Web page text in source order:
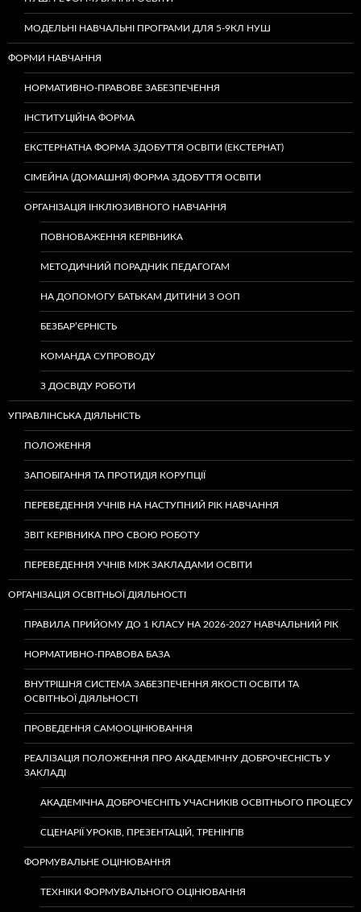
МОДЕЛЬНІ НАВЧАЛЬНІ ПРОГРАМИ ДЛЯ 5-9КЛ НУШ
ФОРМИ НАВЧАННЯ
НОРМАТИВНО-ПРАВОВЕ ЗАБЕЗПЕЧЕННЯ
ІНСТИТУЦІЙНА ФОРМА
ЕКСТЕРНАТНА ФОРМА ЗДОБУТТЯ ОСВІТИ (ЕКСТЕРНАТ)
СІМЕЙНА (ДОМАШНЯ) ФОРМА ЗДОБУТТЯ ОСВІТИ
ОРГАНІЗАЦІЯ ІНКЛЮЗИВНОГО НАВЧАННЯ
ПОВНОВАЖЕННЯ КЕРІВНИКА
МЕТОДИЧНИЙ ПОРАДНИК ПЕДАГОГАМ
НА ДОПОМОГУ БАТЬКАМ ДИТИНИ З ООП
БЕЗБАР’ЄРНІСТЬ
КОМАНДА СУПРОВОДУ
З ДОСВІДУ РОБОТИ
УПРАВЛІНСЬКА ДІЯЛЬНІСТЬ
ПОЛОЖЕННЯ
ЗАПОБІГАННЯ ТА ПРОТИДІЯ КОРУПЦІЇ
ПЕРЕВЕДЕННЯ УЧНІВ НА НАСТУПНИЙ РІК НАВЧАННЯ
ЗВІТ КЕРІВНИКА ПРО СВОЮ РОБОТУ
ПЕРЕВЕДЕННЯ УЧНІВ МІЖ ЗАКЛАДАМИ ОСВІТИ
ОРГАНІЗАЦІЯ ОСВІТНЬОЇ ДІЯЛЬНОСТІ
ПРАВИЛА ПРИЙОМУ ДО 1 КЛАСУ НА 2026-2027 НАВЧАЛЬНИЙ РІК
НОРМАТИВНО-ПРАВОВА БАЗА
ВНУТРІШНЯ СИСТЕМА ЗАБЕЗПЕЧЕННЯ ЯКОСТІ ОСВІТИ ТА
ОСВІТНЬОЇ ДІЯЛЬНОСТІ
ПРОВЕДЕННЯ САМООЦІНЮВАННЯ
РЕАЛІЗАЦІЯ ПОЛОЖЕННЯ ПРО АКАДЕМІЧНУ ДОБРОЧЕСНІСТЬ У
ЗАКЛАДІ
АКАДЕМІЧНА ДОБРОЧЕСНІТЬ УЧАСНИКІВ ОСВІТНЬОГО ПРОЦЕСУ
СЦЕНАРІЇ УРОКІВ, ПРЕЗЕНТАЦІЙ, ТРЕНІНГІВ
ФОРМУВАЛЬНЕ ОЦІНЮВАННЯ
ТЕХНІКИ ФОРМУВАЛЬНОГО ОЦІНЮВАННЯ